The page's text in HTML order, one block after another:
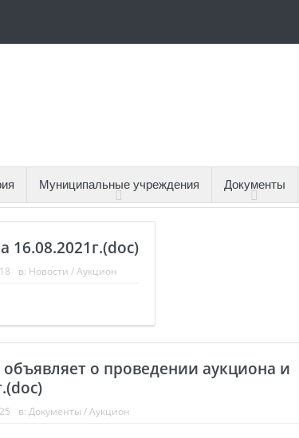
Муниципальные учреждения Документы
16.08.2021г.(doc)
в: Новости /Аукцион
о проведении аукциона и
в: Документы /Аукцион